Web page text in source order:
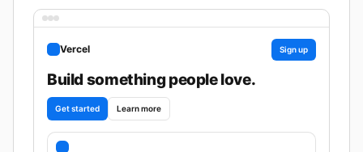
Vercel Sign up
Build something people love.
Get started Learn more